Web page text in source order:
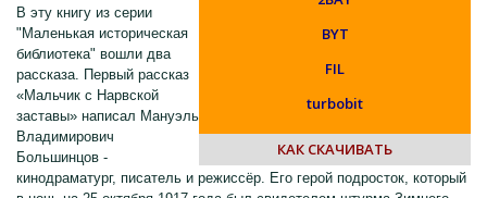
BYT
FIL
turbobit
КАК СКАЧИВАТЬ
В эту книгу из серии
"Маленькая историческая
библиотека" вошли два
рассказа. Первый рассказ
«Мальчик с Нарвской
заставы» написал Мануэль
Владимирович
Большинцов -
кинодраматург, писатель и режиссёр. Его герой подросток, который